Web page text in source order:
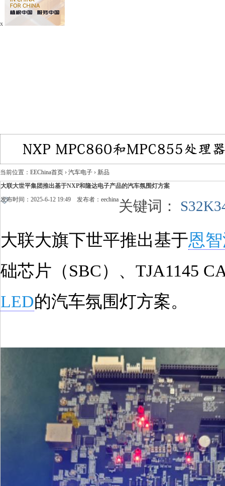
x
当前位置： EEChina首页 › 汽车电子 › 新品
大联大世平集团推出基于NXP和隆达电子产品的汽车氛围灯方案
发布时间：2025-6-12 19:49 发布者： eechina关键词：
大联大旗下世平推出基于恩
础芯片（SBC）、TJA1145
LED的汽车氛围灯方案。